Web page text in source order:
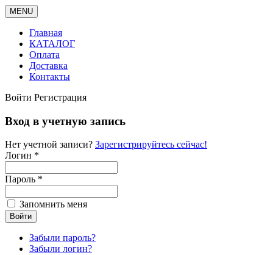
MENU
Главная
КАТАЛОГ
Оплата
Доставка
Контакты
Войти Регистрация
Вход в учетную запись
Нет учетной записи? Зарегистрируйтесь сейчас!
Логин *
Пароль *
Запомнить меня
Забыли пароль?
Забыли логин?